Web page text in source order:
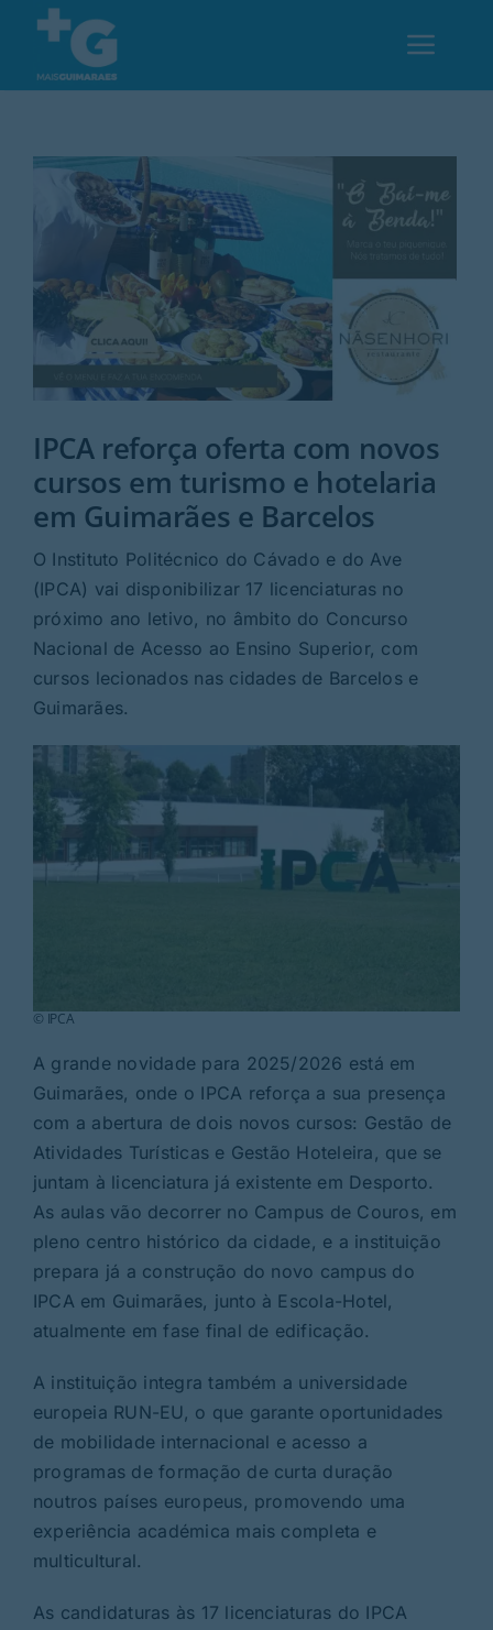
content
Desporto
Rubricas
Jornal
Revista
Search
IPCA reforça oferta com novos
cursos em turismo e hotelaria
em Guimarães e Barcelos
O Instituto Politécnico do Cávado e do Ave
(IPCA) vai disponibilizar 17 licenciaturas no
próximo ano letivo, no âmbito do Concurso
Nacional de Acesso ao Ensino Superior, com
cursos lecionados nas cidades de Barcelos e
Guimarães.
© IPCA
A grande novidade para 2025/2026 está em
Guimarães, onde o IPCA reforça a sua presença
com a abertura de dois novos cursos: Gestão de
Atividades Turísticas e Gestão Hoteleira, que se
juntam à licenciatura já existente em Desporto.
As aulas vão decorrer no Campus de Couros, em
pleno centro histórico da cidade, e a instituição
prepara já a construção do novo campus do
IPCA em Guimarães, junto à Escola-Hotel,
atualmente em fase final de edificação.
A instituição integra também a universidade
europeia RUN-EU, o que garante oportunidades
de mobilidade internacional e acesso a
programas de formação de curta duração
noutros países europeus, promovendo uma
experiência académica mais completa e
multicultural.
As candidaturas às 17 licenciaturas do IPCA